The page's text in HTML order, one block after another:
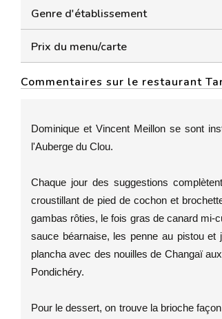
Genre d'établissement
Prix du menu/carte
Commentaires sur le restaurant
Dominique et Vincent Meillon se sont
l'Auberge du Clou.
Chaque jour des suggestions
croustillant de pied de cochon et
gambas rôties, le fois gras de canard mi-
sauce béarnaise, les penne au pistou
plancha avec des nouilles de Changaï
Pondichéry.
Pour le dessert, on trouve la brioche